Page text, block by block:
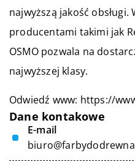
najwyższą jakość obsługi.
producentami takimi jak
OSMO pozwala na
najwyższej klasy.
Odwiedź www: https://
Dane kontakowe
E-mail